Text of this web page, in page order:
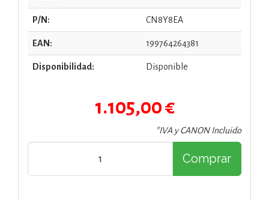
P/N: CN8Y8EA
EAN: 199764264381
Disponibilidad: Disponible
1.105,00 €
*IVA y CANON Incluido
Comprar